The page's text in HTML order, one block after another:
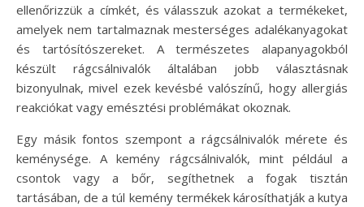
ellenőrizzük a címkét, és válasszuk azokat a termékeket,
amelyek nem tartalmaznak mesterséges adalékanyagokat
és tartósítószereket. A természetes alapanyagokból
készült rágcsálnivalók általában jobb választásnak
bizonyulnak, mivel ezek kevésbé valószínű, hogy allergiás
reakciókat vagy emésztési problémákat okoznak.
Egy másik fontos szempont a rágcsálnivalók mérete és
keménysége. A kemény rágcsálnivalók, mint például a
csontok vagy a bőr, segíthetnek a fogak tisztán
tartásában, de a túl kemény termékek károsíthatják a kutya